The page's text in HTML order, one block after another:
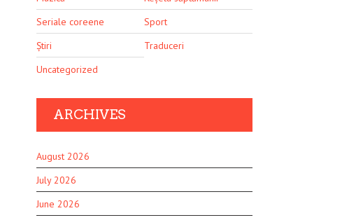
Seriale coreene
Sport
Știri
Traduceri
Uncategorized
ARCHIVES
August 2026
July 2026
June 2026